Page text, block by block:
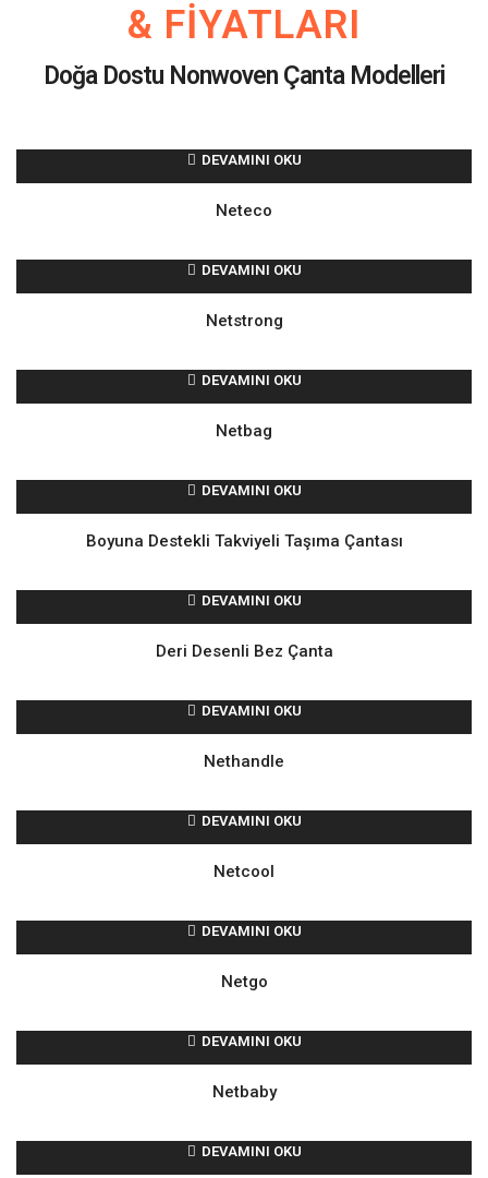
& FIYATLARI
Doğa Dostu Nonwoven Çanta Modelleri
DEVAMINI OKU
Neteco
DEVAMINI OKU
Netstrong
DEVAMINI OKU
Netbag
DEVAMINI OKU
Boyuna Destekli Takviyeli Taşıma Çantası
DEVAMINI OKU
Deri Desenli Bez Çanta
DEVAMINI OKU
Nethandle
DEVAMINI OKU
Netcool
DEVAMINI OKU
Netgo
DEVAMINI OKU
Netbaby
DEVAMINI OKU